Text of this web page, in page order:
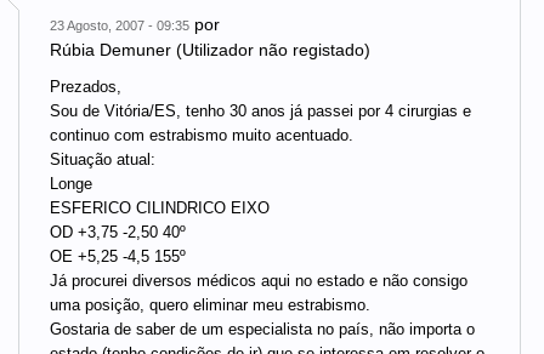
23 Agosto, 2007 - 09:35 por
Rúbia Demuner (Utilizador não registado)
Prezados,
Sou de Vitória/ES, tenho 30 anos já passei por 4 cirurgias e
continuo com estrabismo muito acentuado.
Situação atual:
Longe
ESFERICO CILINDRICO EIXO
OD +3,75 -2,50 40º
OE +5,25 -4,5 155º
Já procurei diversos médicos aqui no estado e não consigo
uma posição, quero eliminar meu estrabismo.
Gostaria de saber de um especialista no país, não importa o